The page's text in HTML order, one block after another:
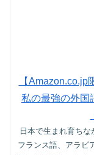
【
私の最強の外国
日本で生まれ育ちな
フランス語、アラビ